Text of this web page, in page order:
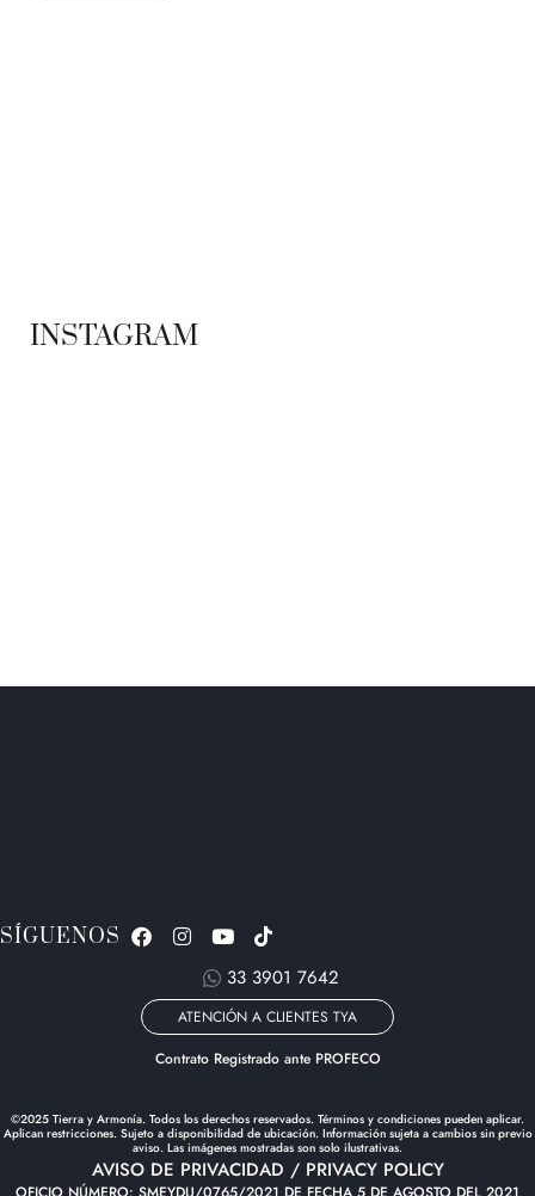
INSTAGRAM
SÍGUENOS
33 3901 7642
ATENCIÓN A CLIENTES TYA
Contrato Registrado ante PROFECO
©2025 Tierra y Armonía. Todos los derechos reservados. Términos y condiciones pueden aplicar.
Aplican restricciones. Sujeto a disponibilidad de ubicación. Información sujeta a cambios sin previo
aviso. Las imágenes mostradas son solo ilustrativas.
AVISO DE PRIVACIDAD / PRIVACY POLICY